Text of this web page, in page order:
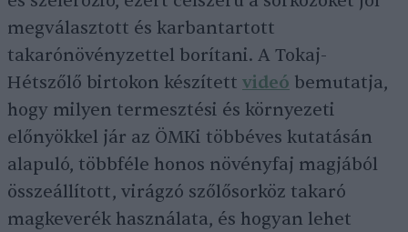
megválasztott és karbantartott
takarónövényzettel borítani. A Tokaj-
Hétszőlő birtokon készített videó bemutatja,
hogy milyen termesztési és környezeti
előnyökkel jár az ÖMKi többéves kutatásán
alapuló, többféle honos növényfaj magjából
összeállított, virágzó szőlősorköz takaró
magkeverék használata, és hogyan lehet